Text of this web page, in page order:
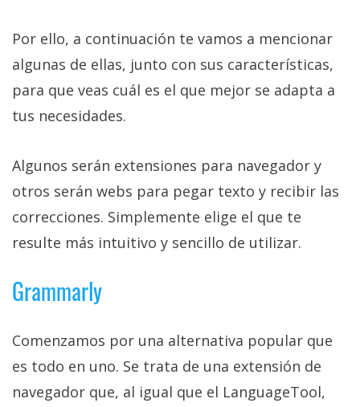
Foros
Contacto
nosotros
/
Publicidad
/
Cambiar
de
/
Legal
Por ello, a continuación te vamos a mencionar
algunas de ellas, junto con sus características,
para que veas cuál es el que mejor se adapta a
tus necesidades.
Algunos serán extensiones para navegador y
otros serán webs para pegar texto y recibir las
correcciones. Simplemente elige el que te
resulte más intuitivo y sencillo de utilizar.
Grammarly
Comenzamos por una alternativa popular que
es todo en uno. Se trata de una extensión de
navegador que, al igual que el LanguageTool,